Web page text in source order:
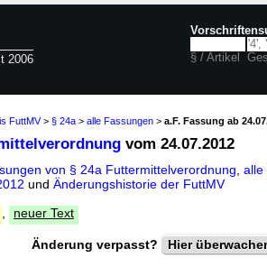
2006 § / Artikel
FuttMV> § 24a > alle Fassungen > a.F. Fassung ab
vom 24.07.2012
von § 24a Futtermittelverordnung alle
und Änderungshistorie der FuttMV
neuer Text
Änderung verpasst? Hier